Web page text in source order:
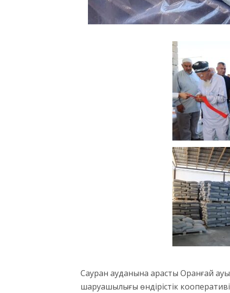
Сауран ауданына қарасты Оранғай
шаруашылығы өндірістік